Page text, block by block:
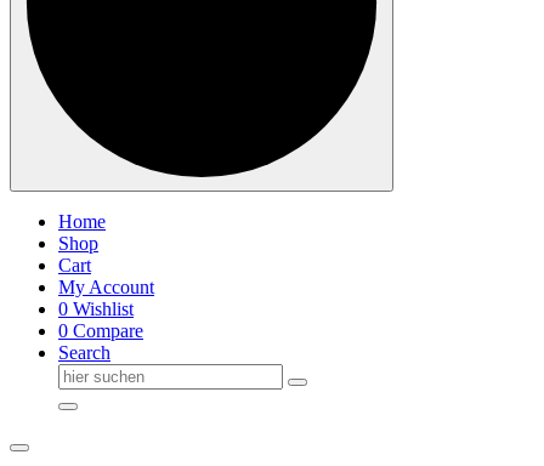
Home
Shop
Cart
My Account
0 Wishlist
0 Compare
Search
Suche
nach: